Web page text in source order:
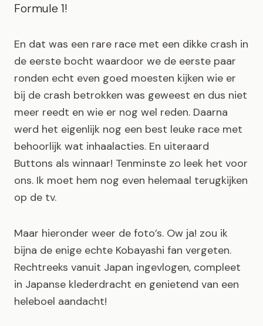
Formule 1!
En dat was een rare race met een dikke crash in
de eerste bocht waardoor we de eerste paar
ronden echt even goed moesten kijken wie er
bij de crash betrokken was geweest en dus niet
meer reedt en wie er nog wel reden. Daarna
werd het eigenlijk nog een best leuke race met
behoorlijk wat inhaalacties. En uiteraard
Buttons als winnaar! Tenminste zo leek het voor
ons. Ik moet hem nog even helemaal terugkijken
op de tv.
Maar hieronder weer de foto’s. Ow ja! zou ik
bijna de enige echte Kobayashi fan vergeten.
Rechtreeks vanuit Japan ingevlogen, compleet
in Japanse klederdracht en genietend van een
heleboel aandacht!